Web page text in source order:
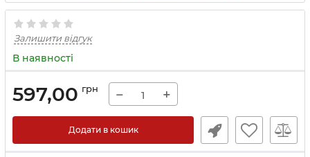
Залишити відгук
В наявності
597,00 грн − +
Додати в кошик